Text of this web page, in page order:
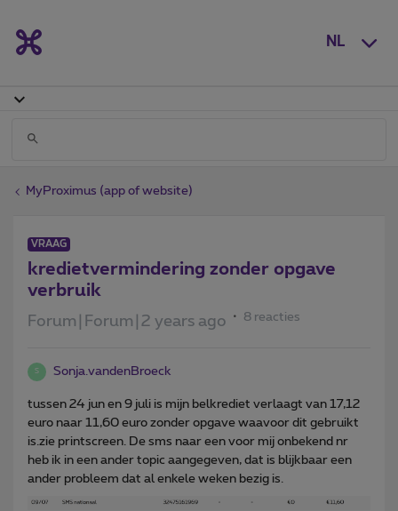
NL
MyProximus (app of website)
VRAAG
kredietvermindering zonder opgave
verbruik
Forum|Forum|2 years ago 8 reacties
S Sonja.vandenBroeck
tussen 24 jun en 9 juli is mijn belkrediet verlaagt van 17,12
euro naar 11,60 euro zonder opgave waavoor dit gebruikt
is.zie printscreen. De sms naar een voor mij onbekend nr
heb ik in een ander topic aangegeven, dat is blijkbaar een
ander probleem dat al enkele weken bezig is.